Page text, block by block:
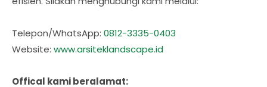
Telepon/WhatsApp: 0812-3335-0403
Website: www.arsiteklandscape.id
Offical kami beralamat: